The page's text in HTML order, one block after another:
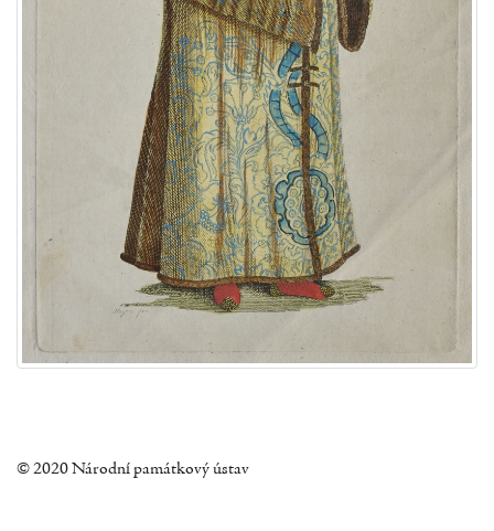
© 2020 Národní památkový ústav